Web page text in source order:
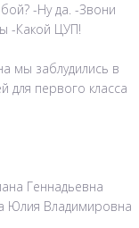
-Ну да. -Звони
-Какой ЦУП!
мы заблудились в
для первого класса
Геннадьевна
Юлия Владимировна